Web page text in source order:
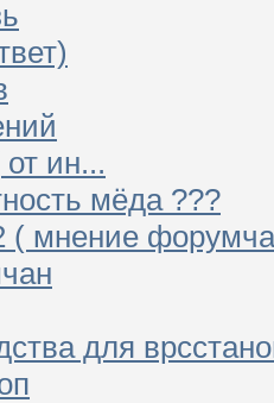
ин...
мёда ???
( мнение
для